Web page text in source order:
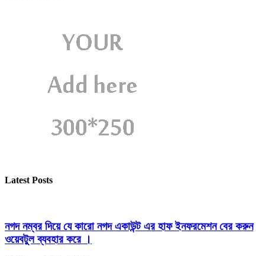
Latest Posts
নগদ নম্বর দিয়ে যে কারো নগদ একাউন্ট এর হাফ ইনফরমেশন বের করুন
ওয়েবটুল ব্যবহার করে ।